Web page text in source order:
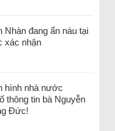
Nhàn đang ẩn náu tại
xác nhận
hình nhà nước
thông tin bà Nguyễn
Đức!